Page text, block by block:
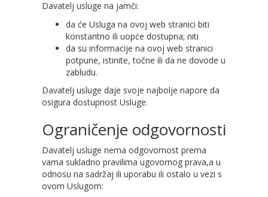
Davatelj usluge na jamči:
da će Usluga na ovoj web stranici biti
konstantno ili uopće dostupna; niti
da su informacije na ovoj web stranici
potpune, istinite, točne ili da ne dovode u
zabludu.
Davatelj usluge daje svoje najbolje napore da
osigura dostupnost Usluge.
Ograničenje odgovornosti
Davatelj usluge nema odgovornost prema
vama sukladno pravilima ugovornog prava,a u
odnosu na sadržaj ili uporabu ili ostalo u vezi s
ovom Uslugom: